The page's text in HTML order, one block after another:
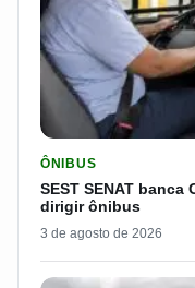
ÔNIBUS
SEST SENAT banca
dirigir ônibus
3 de agosto de 2026